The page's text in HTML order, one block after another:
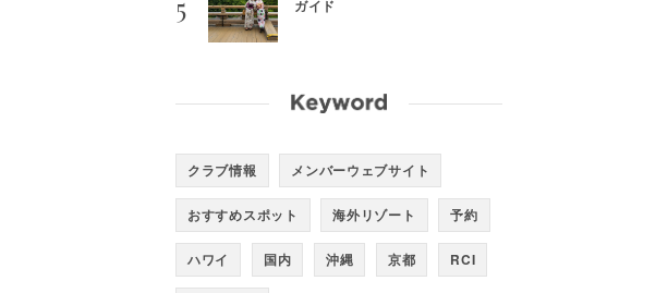
ガイド
クラブ情報 メンバーウェブサイト
おすすめスポット 海外リゾート 予約
ハワイ 国内 沖縄 京都 RCI